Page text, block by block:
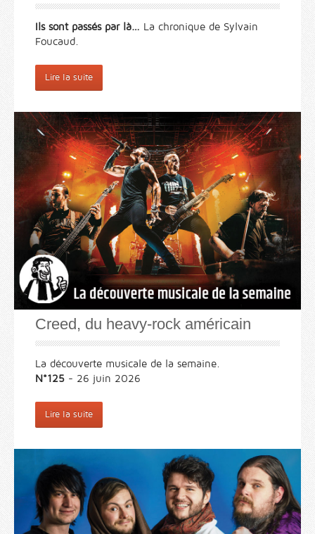
Ils sont passés par là… La chronique de Sylvain
Foucaud.
Lire la suite
Creed, du heavy-rock américain
La découverte musicale de la semaine.
N°125 - 26 juin 2026
Lire la suite